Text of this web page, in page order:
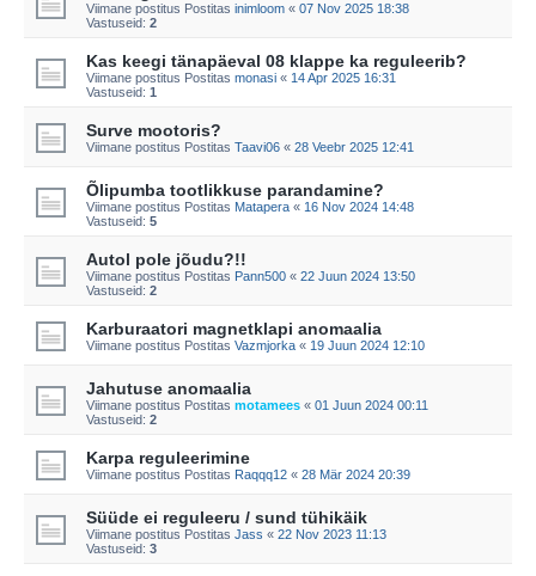
Viimane postitus Postitas inimloom « 07 Nov 2025 18:38
Vastuseid: 2
Kas keegi tänapäeval 08 klappe ka reguleerib?
Viimane postitus Postitas monasi « 14 Apr 2025 16:31
Vastuseid: 1
Surve mootoris?
Viimane postitus Postitas Taavi06 « 28 Veebr 2025 12:41
Õlipumba tootlikkuse parandamine?
Viimane postitus Postitas Matapera « 16 Nov 2024 14:48
Vastuseid: 5
Autol pole jõudu?!!
Viimane postitus Postitas Pann500 « 22 Juun 2024 13:50
Vastuseid: 2
Karburaatori magnetklapi anomaalia
Viimane postitus Postitas Vazmjorka « 19 Juun 2024 12:10
Jahutuse anomaalia
Viimane postitus Postitas motamees « 01 Juun 2024 00:11
Vastuseid: 2
Karpa reguleerimine
Viimane postitus Postitas Raqqq12 « 28 Mär 2024 20:39
Süüde ei reguleeru / sund tühikäik
Viimane postitus Postitas Jass « 22 Nov 2023 11:13
Vastuseid: 3